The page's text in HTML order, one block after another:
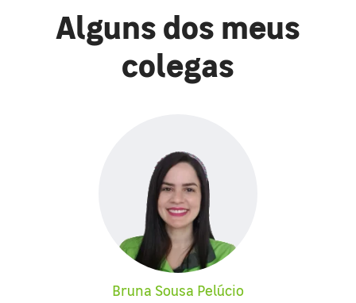
Alguns dos meus
colegas
Bruna Sousa Pelúcio